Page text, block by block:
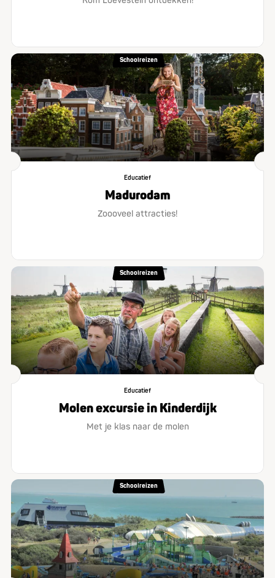
Schoolreizen
Educatief
Madurodam
Zoooveel attracties!
Schoolreizen
Educatief
Molen excursie in Kinderdijk
Met je klas naar de molen
Schoolreizen